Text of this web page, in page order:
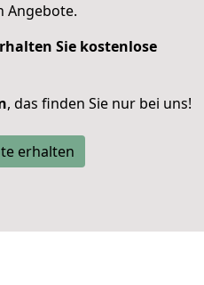
Angebote.
Sie kostenlose
, das finden Sie nur bei uns!
erhalten